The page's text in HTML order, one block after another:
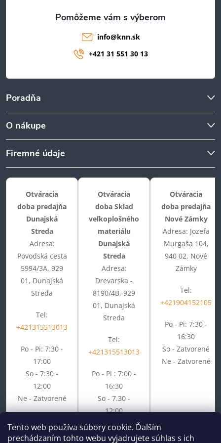
Tento web používa súbory cookie. Ďalším
prechádzaním tohto webu vyjadrujete súhlas s ich
Poradňa
O nákupe
Firemné údaje
info@knn.sk
+421 31 551 30 13
Otváracia
doba predajňa
Dunajská
Streda
Adresa:
Povodská cesta
5994/3A, 929
01, Dunajská
Streda
Tel:
+421315513013
Po - Pi: 7:30 -
17:00
So - 7:30 -
12:00
Ne - Zatvorené
Otváracia
doba Sklad
veľkoplošného
materiálu
Dunajská
Streda
Adresa:
Drevarska -
8190/4B, 929
01, Dunajská
Streda
Tel:
+421315513013
Po - Pi : 7:00 -
16:30
So - 7.30 -
12:00
Ne - Zatvorené
Otváracia
doba predajňa
Nové Zámky
Adresa: Jozefa
Murgaša 104,
940 02, Nové
Zámky
Tel:
+421904152105
Po - Pi: 7:30 -
16:30
So - Zatvorené
Ne - Zatvorené